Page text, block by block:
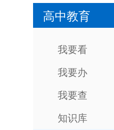
高中教育
我要看
我要办
我要查
知识库